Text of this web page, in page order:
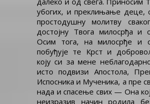
убогих, и преклињање деце,
простодушну молитву
достојну Твога милосрђа и
Осим тога, на милосрђе и
побуђује те Крст и
коју си за мене
исто подвизи Апостола,
Испосника и Мученика, а пре
нада и спасење свих — Она
неизразив начин родила